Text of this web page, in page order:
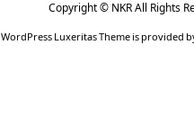
Copyright © NKRAll Rights
WordPress Luxeritas Theme is provided